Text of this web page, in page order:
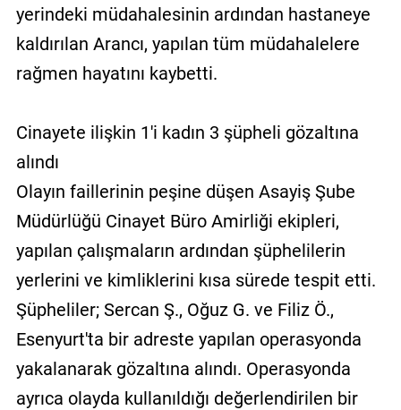
yerindeki müdahalesinin ardından hastaneye
kaldırılan Arancı, yapılan tüm müdahalelere
rağmen hayatını kaybetti.
Cinayete ilişkin 1'i kadın 3 şüpheli gözaltına
alındı
Olayın faillerinin peşine düşen Asayiş Şube
Müdürlüğü Cinayet Büro Amirliği ekipleri,
yapılan çalışmaların ardından şüphelilerin
yerlerini ve kimliklerini kısa sürede tespit etti.
Şüpheliler; Sercan Ş., Oğuz G. ve Filiz Ö.,
Esenyurt'ta bir adreste yapılan operasyonda
yakalanarak gözaltına alındı. Operasyonda
ayrıca olayda kullanıldığı değerlendirilen bir